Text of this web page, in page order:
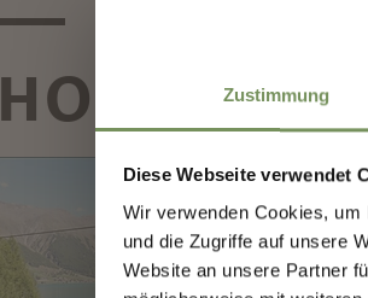
Zustimmung
Diese Webseite verwendet
Wir verwenden Cookies,
und die Zugriffe auf unsere
Website an unsere Partner